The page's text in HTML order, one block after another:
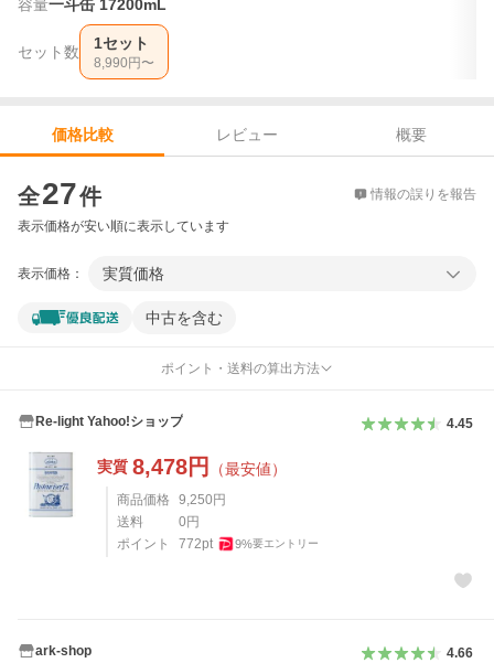
容量一斗缶 17200mL
セット数 1セット
8,990 円〜
価格比較 レビュー
概要
全27件 情報の誤りを報告
表示価格が安い順に表示しています
表示価格： 実質価格
中古を含む
ポイント・送料の算出方法
Re-light Yahoo!ショップ 4.45
実質 8,478円 （最安値）
商品価格 9,250 円
送料
0 円
ポイント
772pt 9%要エントリー
ark-shop 4.66